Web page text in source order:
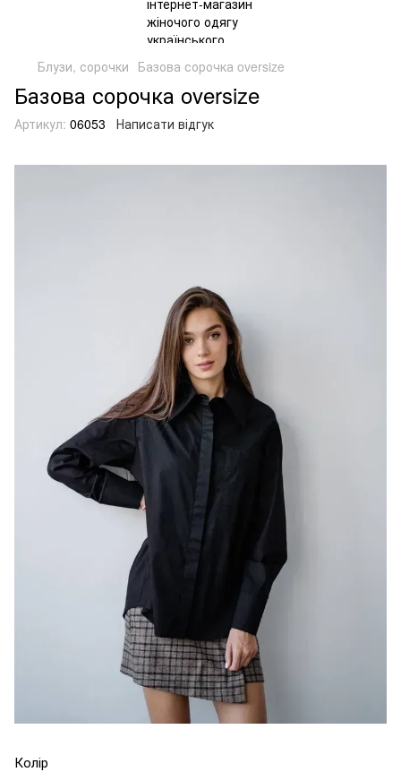
Блузи, сорочки Базова сорочка oversize
Базова сорочка oversize
Артикул: 06053 Написати відгук
Колір